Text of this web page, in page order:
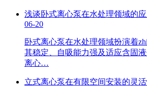
浅谈卧式离心泵在水处理领域的
06-20
卧式离心泵在水处理领域扮演着
其稳定、自吸能力强及适应含固
离心…
立式离心泵在有限空间安装的灵